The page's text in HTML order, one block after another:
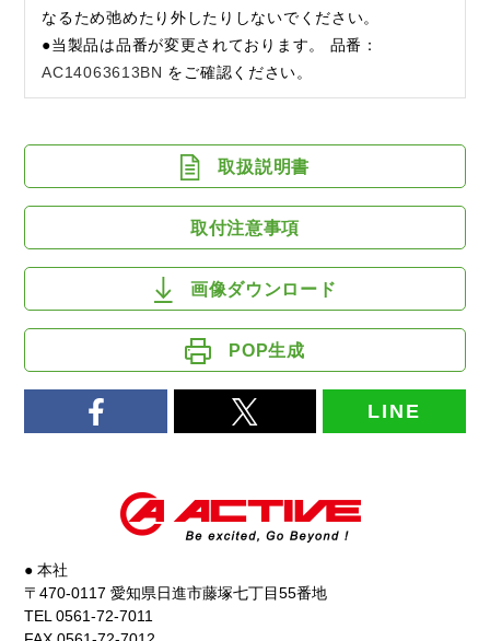
なるため弛めたり外したりしないでください。
●当製品は品番が変更されております。 品番：
AC14063613BN をご確認ください。
取扱説明書
取付注意事項
画像ダウンロード
POP生成
LINE
● 本社
〒470-0117 愛知県日進市藤塚七丁目55番地
TEL 0561-72-7011